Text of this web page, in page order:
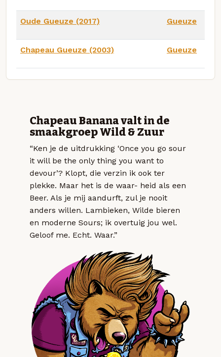
Oude Gueuze (2017) Gueuze
Chapeau Gueuze (2003) Gueuze
Chapeau Banana valt in de
smaakgroep Wild & Zuur
“Ken je de uitdrukking ‘Once you go sour
it will be the only thing you want to
devour’? Klopt, die verzin ik ook ter
plekke. Maar het is de waar- heid als een
Beer. Als je mij aandurft, zul je nooit
anders willen. Lambieken, Wilde bieren
en moderne Sours; ik overtuig jou wel.
Geloof me. Echt. Waar.”